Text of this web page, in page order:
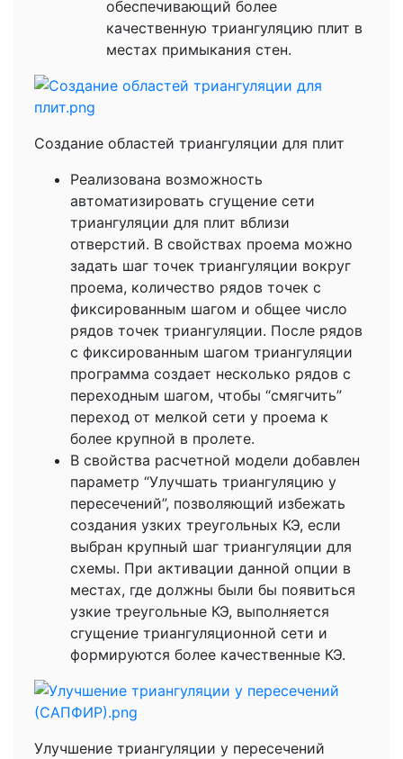
обеспечивающий более
качественную триангуляцию плит в
местах примыкания стен.
Создание областей триангуляции для плит
Реализована возможность
автоматизировать сгущение сети
триангуляции для плит вблизи
отверстий. В свойствах проема можно
задать шаг точек триангуляции вокруг
проема, количество рядов точек с
фиксированным шагом и общее число
рядов точек триангуляции. После рядов
с фиксированным шагом триангуляции
программа создает несколько рядов с
переходным шагом, чтобы “смягчить”
переход от мелкой сети у проема к
более крупной в пролете.
В свойства расчетной модели добавлен
параметр “Улучшать триангуляцию у
пересечений”, позволяющий избежать
создания узких треугольных КЭ, если
выбран крупный шаг триангуляции для
схемы. При активации данной опции в
местах, где должны были бы появиться
узкие треугольные КЭ, выполняется
сгущение триангуляционной сети и
формируются более качественные КЭ.
Улучшение триангуляции у пересечений